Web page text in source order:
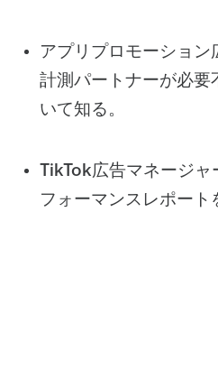
アプリプロモーショ
計測パートナーが必要
いて知る。
TikTok広告マネージャ
フォーマンスレポート